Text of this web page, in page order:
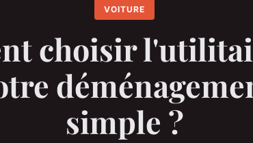
VOITURE
choisir
simple ?